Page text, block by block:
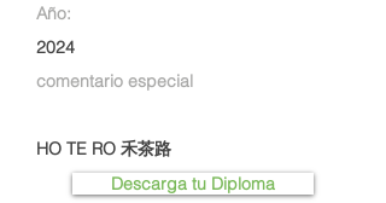
Año:
2024
comentario especial
HO TE RO 禾茶路
Descarga tu Diploma